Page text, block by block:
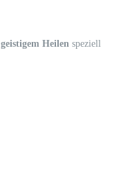
geistigem Heilen speziell